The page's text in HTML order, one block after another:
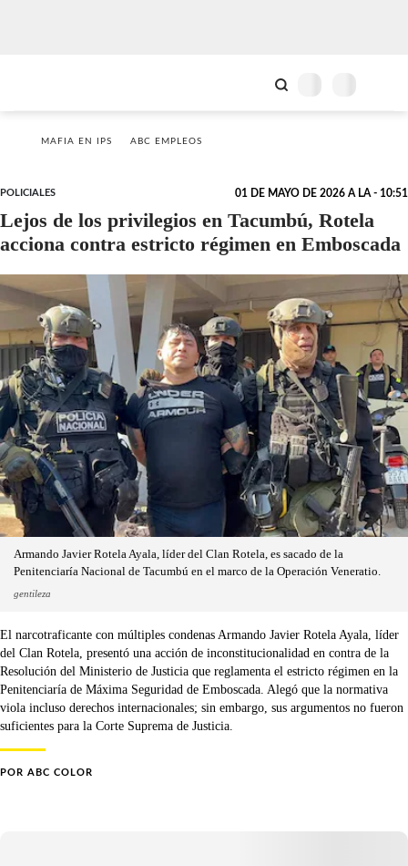
MAFIA EN IPS ABC EMPLEOS
POLICIALES 01 DE MAYO DE 2026 A LA - 10:51
Lejos de los privilegios en Tacumbú, Rotela
acciona contra estricto régimen en Emboscada
Armando Javier Rotela Ayala, líder del Clan Rotela, es sacado de la
Penitenciaría Nacional de Tacumbú en el marco de la Operación Veneratio.
gentileza
El narcotraficante con múltiples condenas Armando Javier Rotela Ayala, líder
del Clan Rotela, presentó una acción de inconstitucionalidad en contra de la
Resolución del Ministerio de Justicia que reglamenta el estricto régimen en la
Penitenciaría de Máxima Seguridad de Emboscada. Alegó que la normativa
viola incluso derechos internacionales; sin embargo, sus argumentos no fueron
suficientes para la Corte Suprema de Justicia.
POR ABC COLOR